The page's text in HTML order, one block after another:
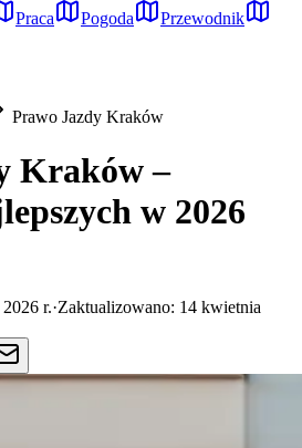
Praca Pogoda
Przewodnik
Prawo Jazdy Kraków
Kraków –
w 2026
r.·Zaktualizowano: 14 kwietnia